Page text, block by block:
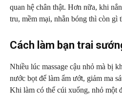
quan hệ chân thật. Hơn nữa, khi
tru, mềm mại, nhẵn bóng thì còn gì
Cách làm bạn trai
Nhiều lúc massage cậu nhỏ mà bị
nước bọt để làm ẩm ướt, giảm ma
Khi làm có thể cúi xuống, nhỏ một